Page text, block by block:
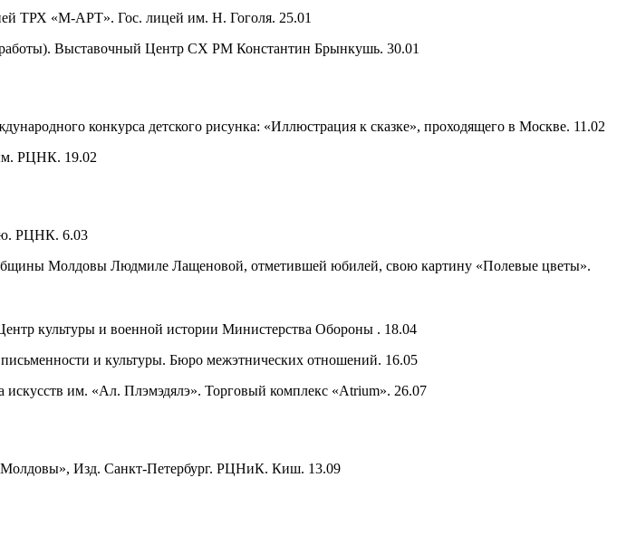
ТРХ «М-АРТ». Гос. лицей им. Н. Гоголя. 25.01
Выставочный Центр СХ РМ Константин Брынкушь. 30.01
конкурса детского рисунка: «Иллюстрация к сказке», проходящего в Москве. 11.02
РЦНК. 19.02
РЦНК. 6.03
Молдовы Людмиле Лащеновой, отметившей юбилей, свою картину «Полевые цветы».
культуры и военной истории Министерства Oбороны . 18.04
и культуры. Бюро межэтнических отношений. 16.05
им. «Ал. Плэмэдялэ». Торговый комплекс «Atrium». 26.07
Молдовы», Изд. Санкт-Петербург. РЦНиК. Киш. 13.09